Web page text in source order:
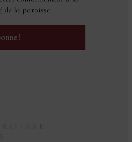
de la paroisse.